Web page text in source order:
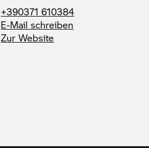
+390371 610384
E-Mail schreiben
Zur Website